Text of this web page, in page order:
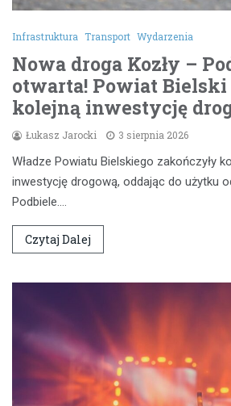
Infrastruktura Transport Wydarzenia
Nowa droga Kozły –
otwarta! Powiat
kolejną inwestycję
Łukasz Jarocki 3 sierpnia 2026
Władze Powiatu Bielskiego zakończyły
inwestycję drogową, oddając do użytku
Podbiele.…
Czytaj Dalej